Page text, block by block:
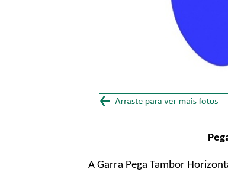
A Garra Pega Tambor